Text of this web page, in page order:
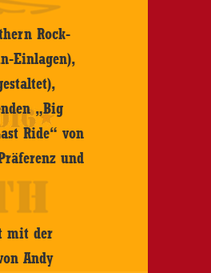
Rock-
Einlagen),
„Big
Ride“ von
und
mit der
Andy